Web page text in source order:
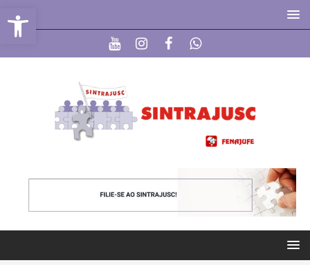
Abrir a barra de ferramentas